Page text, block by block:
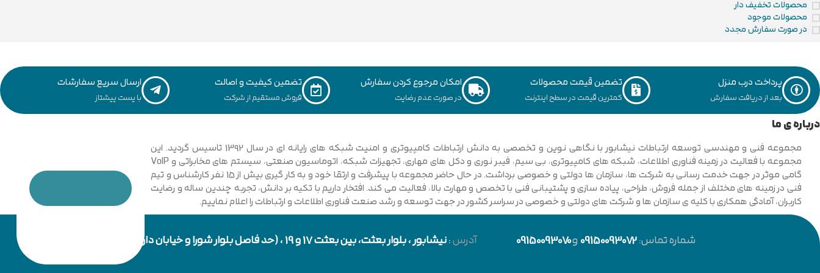
محصولات تخفیف دار
محصولات موجود
در صورت سفارش مجدد
پرداخت درب منزل
بعد از دریافت سفارش
تضمین قیمت محصولات
کمترین قیمت در سطح اینترنت
امکان مرجوع کردن سفارش
در صورت عدم رضایت
تضمین کیفیت و اصالت
فروش مستقیم از شرکت
ارسال سریع سفارشات
با پست پیشتاز
درباره ی ما
مجموعه فنی و مهندسی توسعه ارتباطات نیشابور با نگاهی نوین و تخصصی به دانش ارتباطات کامپیوتری و امنیت شبکه های رایانه ای در سال 1392 تاسیس گردید. این
مجموعه با فعالیت در زمینه فناوری اطلاعات، شبکه های کامپیوتری، بی سیم، فیبر نوری و دکل های مهاری، تجهیزات شبکه، اتوماسیون صنعتی، سیستم های مخابراتی و VoIP
گامی موثر در جهت خدمت رسانی به شرکت ها، سازمان ها دولتی و خصوصی برداشت. در حال حاضر مجموعه با پیشرفت و ارتقا خود و به کار گیری بیش از 15 نفر کارشناس و تیم
فنی در زمینه های مختلف از جمله فروش، طراحی، پیاده سازی و پشتیبانی فنی با تخصص و مهارت بالا، فعالیت می کند. افتخار داریم با تکیه بر دانش، تجربه چندین ساله و رضایت
کاربران، آمادگی همکاری با کلیه ی سازمان ها و شرکت های دولتی و خصوصی در سراسر کشور در جهت توسعه و رشد صنعت فناوری اطلاعات و ارتباطات را اعلام نماییم.
شماره تماس:09150093072و09150093070 آدرس:نیشابور، بلوار بعثت، بین بعثت 17 و 19 ، (حد فاصل بلوار شورا و خیابان دارایی)